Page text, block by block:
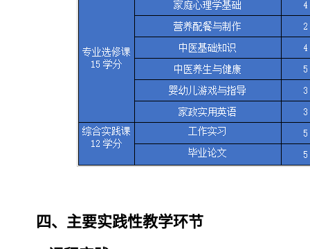
四、主要实践性教学环节